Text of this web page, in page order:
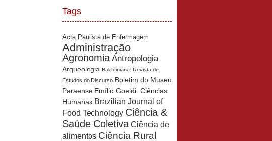
Tags
Acta Paulista de Enfermagem
Administração
Agronomia Antropologia
Arqueologia Bakhtiniana: Revista de
Estudos do Discurso Boletim do Museu
Paraense Emílio Goeldi. Ciências
Humanas Brazilian Journal of
Food Technology Ciência &
Saúde Coletiva Ciência de
alimentos Ciência Rural